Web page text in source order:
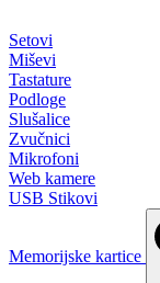
Setovi
Miševi
Tastature
Podloge
Slušalice
Zvučnici
Mikrofoni
Web kamere
USB Stikovi
Memorijske kartice